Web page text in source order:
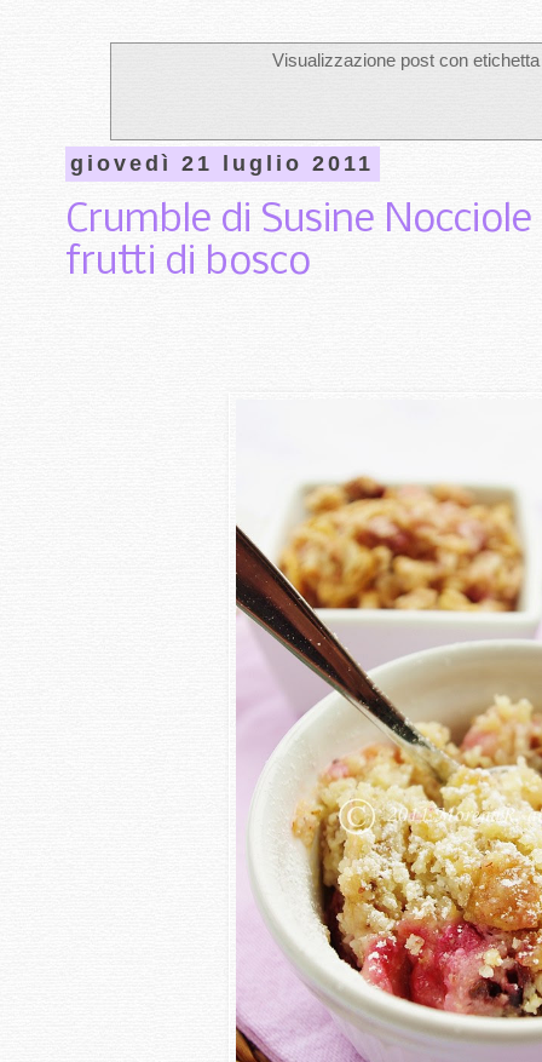
Visualizzazione post con
giovedì 21 luglio 2011
Crumble di Susine
frutti di bosco